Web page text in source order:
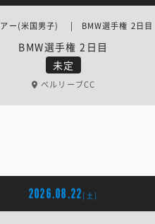
未定
BMW選手権 2日目
アー(米国男子) | BMW選手権 2日目
ベルリーブCC
2026.08.22 [土]